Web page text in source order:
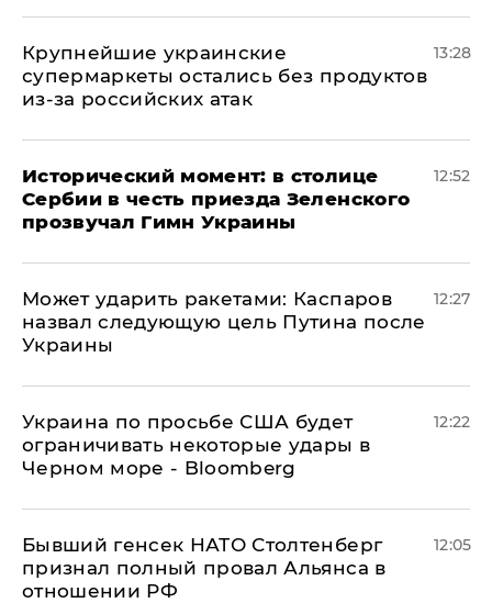
Крупнейшие украинские
супермаркеты остались без продуктов
из-за российских атак
13:28
Исторический момент: в столице
Сербии в честь приезда Зеленского
прозвучал Гимн Украины
12:52
Может ударить ракетами: Каспаров
назвал следующую цель Путина после
Украины
12:27
Украина по просьбе США будет
ограничивать некоторые удары в
Черном море - Bloomberg
12:22
Бывший генсек НАТО Столтенберг
признал полный провал Альянса в
отношении РФ
12:05